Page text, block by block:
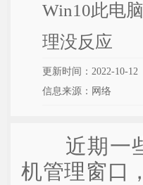
Win10此电
理没反应
更新时间：2022-10-12
信息来源：网络
近期一些
机管理窗口